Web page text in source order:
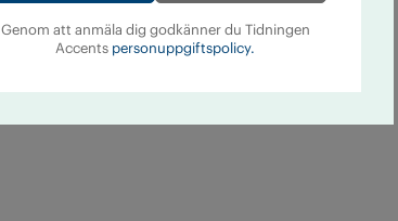
Genom att anmäla dig godkänner du Tidningen
Accents personuppgiftspolicy.